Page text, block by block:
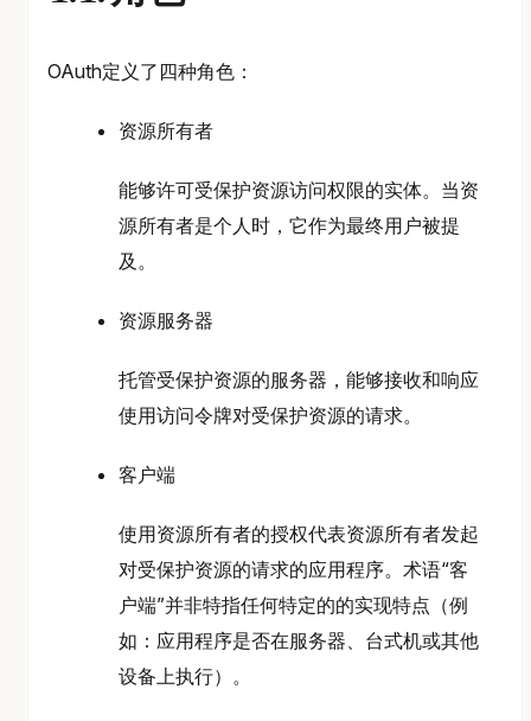
OAuth定义了四种角色：
资源所有者
能够许可受保护资源访问权限的实体。当资
源所有者是个人时，它作为最终用户被提
及。
资源服务器
托管受保护资源的服务器，能够接收和响应
使用访问令牌对受保护资源的请求。
客户端
使用资源所有者的授权代表资源所有者发起
对受保护资源的请求的应用程序。术语“客
户端”并非特指任何特定的的实现特点（例
如：应用程序是否在服务器、台式机或其他
设备上执行）。